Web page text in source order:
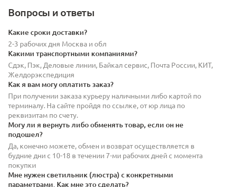
Вопросы и ответы
Какие сроки доставки?
2-3 рабочих дня Москва и обл
Какими транспортными компаниями?
Сдэк, Пэк, Деловые линии, Байкал сервис, Почта России, КИТ,
Желдорэкспедиция
Как я вам могу оплатить заказ?
При получении заказа курьеру наличными либо картой по
терминалу. На сайте пройдя по ссылке, от юр лица по
реквизитам по счету.
Могу ли я вернуть либо обменять товар, если он не
подошел?
Да, конечно можете, обмен и возврат осуществляется в
будние дни с 10-18 в течении 7-ми рабочих дней с момента
покупки
Мне нужен светильник (люстра) с конкретными
параметрами. Как мне это сделать?